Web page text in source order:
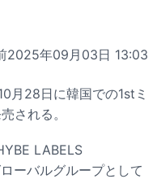
2025年09月03日 13:03
月28日に韓国での1stミ
される。
LABELS
ーバルグループとして